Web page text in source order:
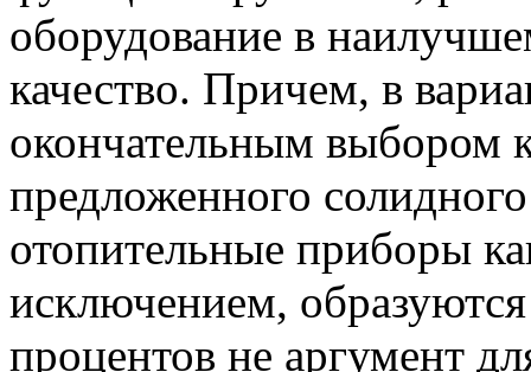
оборудование в
качество. Причем, в
окончательным выбором
предложенного
отопительные приборы
исключением,
процентов не аргумент